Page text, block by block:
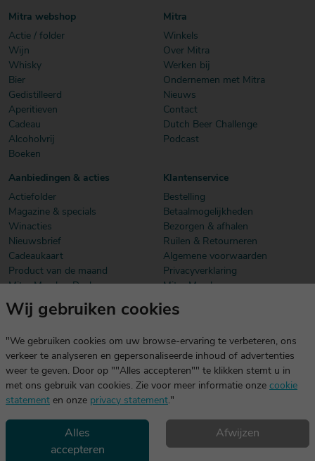
Mitra webshop
Actie / folder
Wijn
Whisky
Bier
Gedistilleerd
Aperitieven
Cadeau
Alcoholvrij
Boeken
Mitra
Winkels
Over Mitra
Werken bij
Ondernemen met Mitra
Nieuws
Contact
Dutch Beer Challenge
Podcast
Aanbiedingen & acties
Actiefolder
Magazine & specials
Winacties
Nieuwsbrief
Cadeaukaart
Product van de maand
Mitra Member Deals
Klantenservice
Bestelling
Betaalmogelijkheden
Bezorgen & afhalen
Ruilen & Retourneren
Algemene voorwaarden
Privacyverklaring
Mitra Members
Download onze app
dezelfde gegevens die je voor mitra.nl gebruikt.
Geniet, maar drink met mate. Geen 18 geen alcohol
Wij gebruiken cookies
"We gebruiken cookies om uw browse-ervaring te verbeteren, ons
verkeer te analyseren en gepersonaliseerde inhoud of advertenties
weer te geven. Door op ""Alles accepteren"" te klikken stemt u in
met ons gebruik van cookies. Zie voor meer informatie onze cookie
statement en onze privacy statement."
Alles
accepteren
Afwijzen